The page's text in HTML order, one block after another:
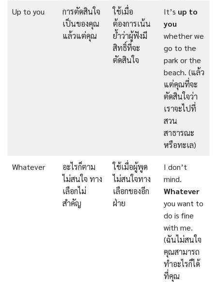
Up to you
การตัดสินใจ
เป็นของคุณ
แล้วแต่คุณ
ใช้เมื่อ
ต้องการเน้น
ย้ำว่าผู้ฟังมี
สิทธิ์ที่จะ
ตัดสินใจ
It’s up to
you
whether we
go to the
park or the
beach. (แล้ว
แต่คุณที่จะ
ตัดสินใจว่า
เราจะไปที่
สวน
สาธารณะ
หรือทะเล)
Whatever
อะไรก็ตาม
ไม่สนใจ ทาง
เลือกไม่
สำคัญ
ใช้เมื่อผู้พูด
ไม่สนใจทาง
เลือกของอีก
ฝ่าย
I don’t
mind.
Whatever
you want to
do is fine
with me.
(ฉันไม่สนใจ
คุณสามารถ
ทำอะไรก็ได้
ที่คุณ